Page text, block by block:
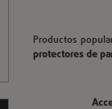
Productos
protectores de